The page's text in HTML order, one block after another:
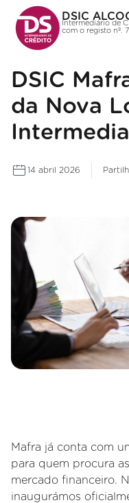
DSIC
Intermediário de
com o registo nº.
DSIC
da Nova
14 abril 2026
Mafra já conta com
para quem procura
mercado financeiro.
inaugurámos